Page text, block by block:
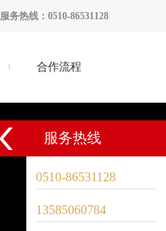
服务热线：0510-86531128
合作流程
服务热线
0510-86531128
13585060784